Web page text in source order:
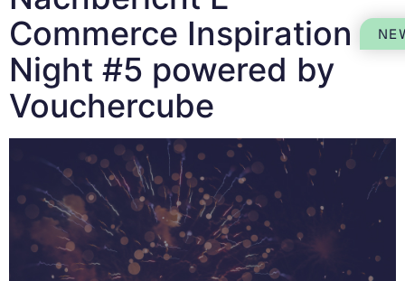
Commerce Inspiration
Night #5 powered by
Vouchercube